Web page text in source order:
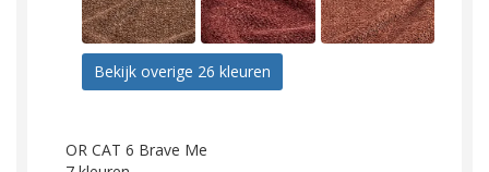
Bekijk overige 26 kleuren
OR CAT 6 Brave Me